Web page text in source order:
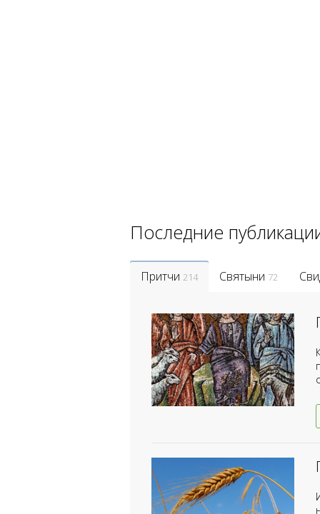
Последние
Притчи 214 Святыни 72